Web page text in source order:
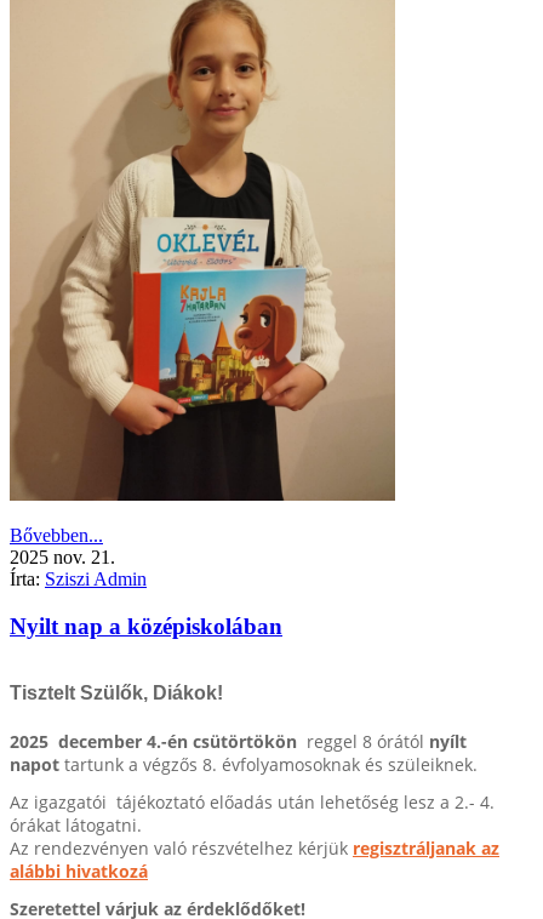
Bővebben...
2025 nov. 21.
Írta: Sziszi Admin
Nyilt nap a középiskolában
Tisztelt Szülők, Diákok!
2025 december 4.-én csütörtökön reggel 8 órától nyílt
napot tartunk a végzős 8. évfolyamosoknak és szüleiknek.
Az igazgatói tájékoztató előadás után lehetőség lesz a 2.- 4.
órákat látogatni.
Az rendezvényen való részvételhez kérjük regisztráljanak az
alábbi hivatkozá
Szeretettel várjuk az érdeklődőket!